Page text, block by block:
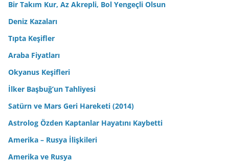
Bir Takım Kur, Az Akrepli, Bol Yengeçli Olsun
Deniz Kazaları
Tıpta Keşifler
Araba Fiyatları
Okyanus Keşifleri
İlker Başbuğ’un Tahliyesi
Satürn ve Mars Geri Hareketi (2014)
Astrolog Özden Kaptanlar Hayatını Kaybetti
Amerika – Rusya İlişkileri
Amerika ve Rusya